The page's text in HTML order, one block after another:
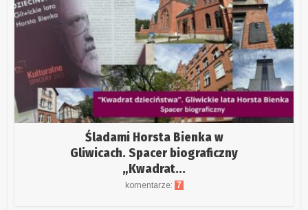
Śladami Horsta Bienka w
Gliwicach. Spacer biograficzny
„Kwadrat...
komentarze: 7